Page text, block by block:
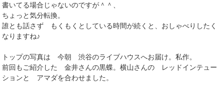
書いてる場合じゃないのですが＾＾、
ちょっと気分転換。
誰とも話さず もくもくとしている時間が続くと、おしゃべりしたく
なりますね♪
トップの写真は 今朝 渋谷のライブハウスへお届け。私作。
前回もご紹介した 金井さんの黒蝶。横山さんの レッドインテュー
ションと アマダを合わせました。